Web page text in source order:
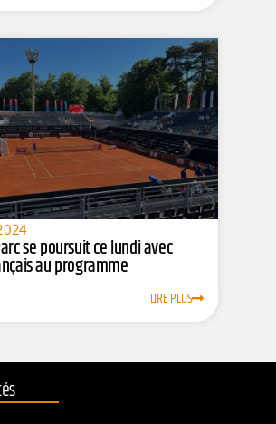
se poursuit ce lundi avec
au programme
LIRE PLUS